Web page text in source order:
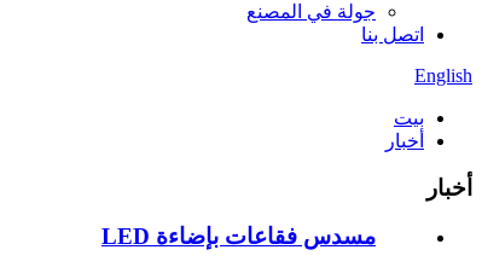
جولة في المصنع
اتصل بنا
English
بيت
أخبار
أخبار
مسدس فقاعات بإضاءة LED